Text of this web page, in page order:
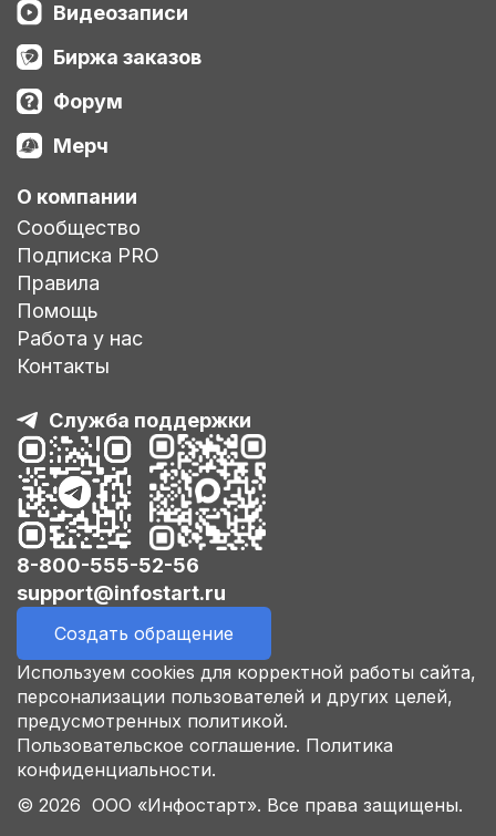
Видеозаписи
Биржа заказов
Форум
Мерч
О компании
Сообщество
Подписка PRO
Правила
Помощь
Работа у нас
Контакты
Служба поддержки
8-800-555-52-56
support@infostart.ru
Создать обращение
Используем cookies для корректной работы сайта,
персонализации пользователей и других целей,
предусмотренных политикой.
Пользовательское соглашение. Политика
конфиденциальности.
© 2026 ООО «Инфостарт». Все права защищены.